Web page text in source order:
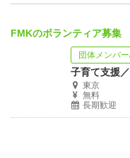
FMKのボランティア募集
団体メンバ
子育て支援
東京
無料
長期歓迎